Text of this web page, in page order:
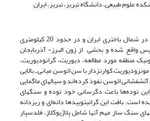
علوم طبیعی، دانشگاه تبریز، تبریز، ایران
منطقه مورد مطالعه در شمال‏ باختری ایران و در حدود 20 کیلومتری
واقع شده و بحشی از زون البرز- آذربایجان
منطقه مورد مطالعه، دیوریت، گرانودیوریت،
کوارتزدار با سن ائوسن میانی ـ بالایی
ائوسن نفوذ کرده‌‏اند و سیالهای ماگمایی
توده‌‏ها باعث دگرسانی خود توده و سنگهای
است. بافت این گرانیتوییدها دانه‌ای و ریزدانه
سنگ ساز مهم آنها شامل پلاژیوکلاز، فلدسپار